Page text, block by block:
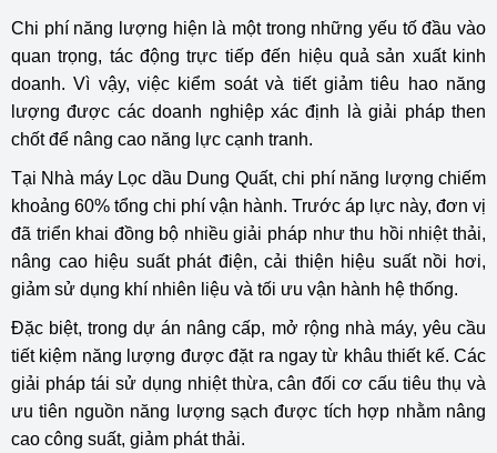
Chi phí năng lượng hiện là một trong những yếu tố đầu vào
quan trọng, tác động trực tiếp đến hiệu quả sản xuất kinh
doanh. Vì vậy, việc kiểm soát và tiết giảm tiêu hao năng
lượng được các doanh nghiệp xác định là giải pháp then
chốt để nâng cao năng lực cạnh tranh.
Tại Nhà máy Lọc dầu Dung Quất, chi phí năng lượng chiếm
khoảng 60% tổng chi phí vận hành. Trước áp lực này, đơn vị
đã triển khai đồng bộ nhiều giải pháp như thu hồi nhiệt thải,
nâng cao hiệu suất phát điện, cải thiện hiệu suất nồi hơi,
giảm sử dụng khí nhiên liệu và tối ưu vận hành hệ thống.
Đặc biệt, trong dự án nâng cấp, mở rộng nhà máy, yêu cầu
tiết kiệm năng lượng được đặt ra ngay từ khâu thiết kế. Các
giải pháp tái sử dụng nhiệt thừa, cân đối cơ cấu tiêu thụ và
ưu tiên nguồn năng lượng sạch được tích hợp nhằm nâng
cao công suất, giảm phát thải.